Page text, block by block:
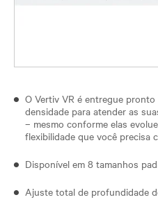
O Vertiv VR é entregue
densidade para atender as
– mesmo conforme elas
flexibilidade que você precisa
Disponível em 8 tamanhos
Ajuste total de profundidade